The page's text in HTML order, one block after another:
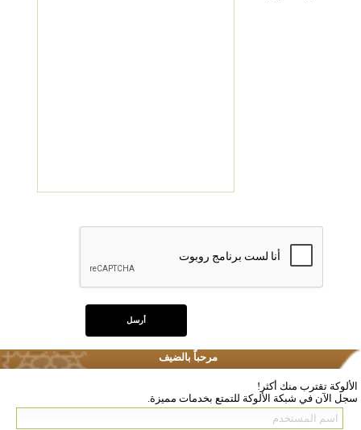
مرحباً بالضيف
الألوكة تقترب منك أكثر!
سجل الآن في شبكة الألوكة للتمتع بخدمات مميزة.